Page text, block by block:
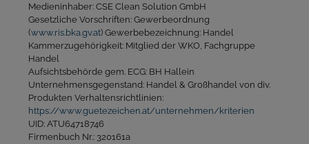
Medieninhaber: CSE Clean Solution GmbH
Gesetzliche Vorschriften: Gewerbeordnung
(www.ris.bka.gv.at) Gewerbebezeichnung: Handel
Kammerzugehörigkeit: Mitglied der WKO, Fachgruppe
Handel
Aufsichtsbehörde gem. ECG: BH Hallein
Unternehmensgegenstand: Handel & Großhandel von div.
Produkten Verhaltensrichtlinien:
https://www.guetezeichen.at/unternehmen/kriterien
UID: ATU64718746
Firmenbuch Nr.: 320161a